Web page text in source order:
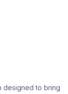
designed to bring